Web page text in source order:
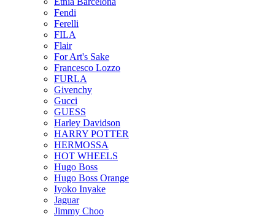
Fendi
Ferelli
FILA
Flair
For Art's Sake
Francesco Lozzo
FURLA
Givenchy
Gucci
GUESS
Harley Davidson
HARRY POTTER
HERMOSSA
HOT WHEELS
Hugo Boss
Hugo Boss Orange
Iyoko Inyake
Jaguar
Jimmy Choo